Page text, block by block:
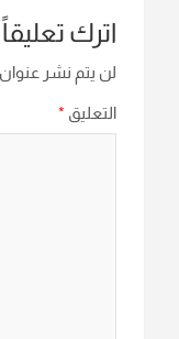
اترك تعليقاً
لن يتم نشر عنوان
التعليق *